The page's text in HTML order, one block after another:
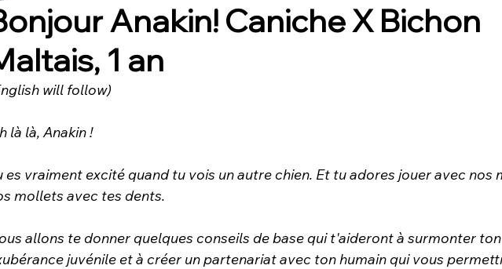
Anakin! Caniche X Bichon
1 an
will follow)
là là, Anakin !
es vraiment excité quand tu vois un autre chien. Et tu adores jouer avec nos
mollets avec tes dents.
allons te donner quelques conseils de base qui t'aideront à surmonter ton
juvénile et à créer un partenariat avec ton humain qui vous